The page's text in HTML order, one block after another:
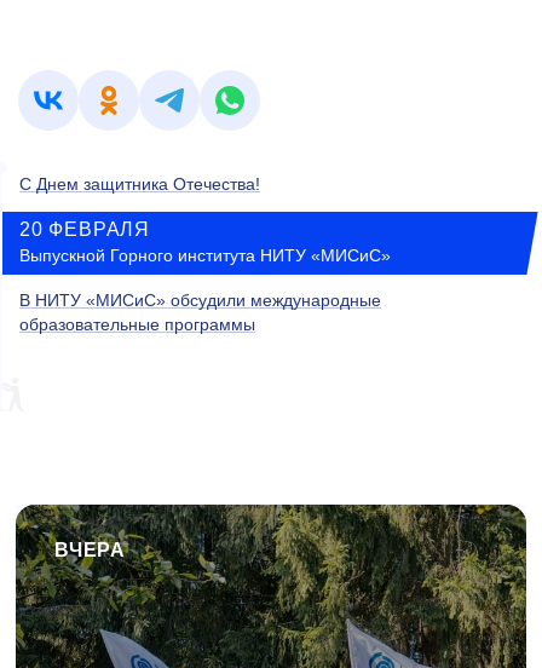
С Днем защитника Отечества!
20 ФЕВРАЛЯ
Выпускной Горного института НИТУ «МИСиС»
В НИТУ «МИСиС» обсудили международные
образовательные программы
ВЧЕРА